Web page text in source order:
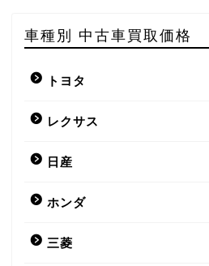
車種別 中古車買取価格
トヨタ
レクサス
日産
ホンダ
三菱